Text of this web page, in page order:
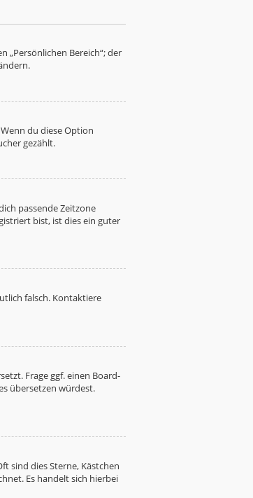
„Persönlichen Bereich“; der
du diese Option
gezählt.
passende Zeitzone
bist, ist dies ein guter
falsch. Kontaktiere
Frage ggf. einen Board-
übersetzen würdest.
sind dies Sterne, Kästchen
Es handelt sich hierbei